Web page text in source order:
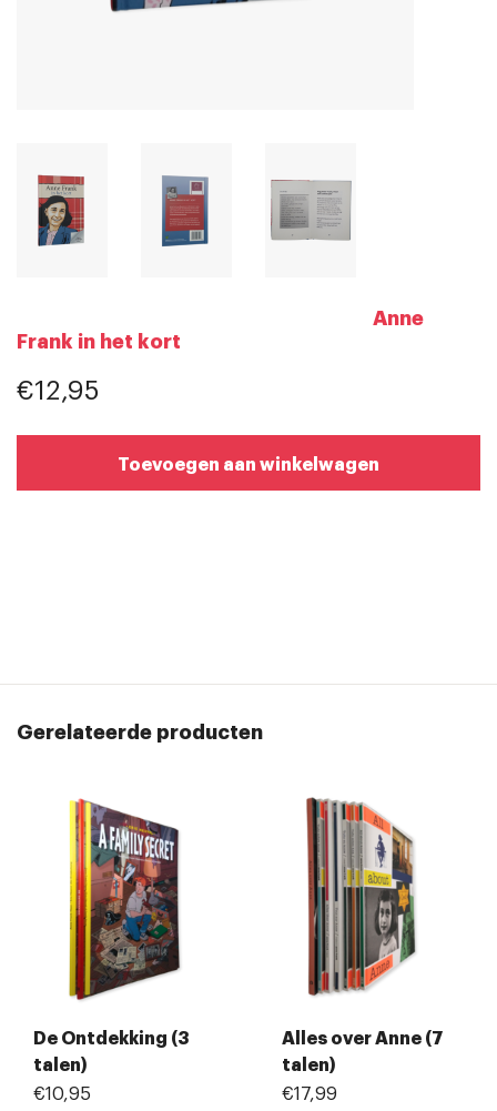
Anne
Frank in het kort
€12,95
Toevoegen aan winkelwagen
Gerelateerde producten
De Ontdekking (3
talen)
€10,95
Alles over Anne (7
talen)
€17,99